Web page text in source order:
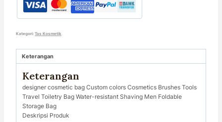
Kategori: Tas Kosmetik
Keterangan
Keterangan
designer cosmetic bag Custom colors Cosmetics Brushes Tools
Travel Toiletry Bag Water-resistant Shaving Men Foldable
Storage Bag
Deskripsi Produk